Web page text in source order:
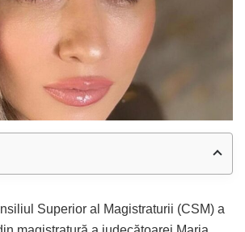
Superior al Magistraturii (CSM) a